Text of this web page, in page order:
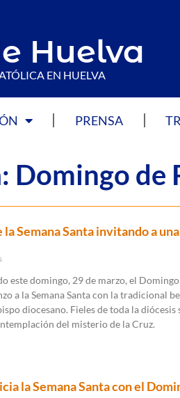
Huelva
EN HUELVA
PRENSA
Domingo de
Semana Santa invitando a
este domingo, 29 de marzo, el
a la Semana Santa con la tradicional
diocesano. Fieles de toda la diócesis
del misterio de la Cruz.
la Semana Santa con el